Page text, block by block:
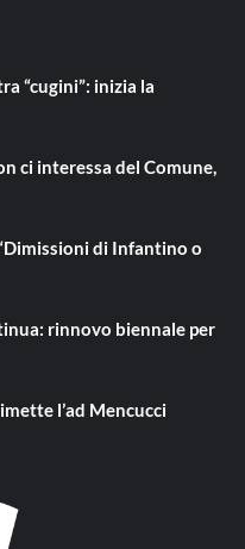
“cugini”: inizia la
ci interessa del Comune,
di Infantino o
rinnovo biennale per
l’ad Mencucci